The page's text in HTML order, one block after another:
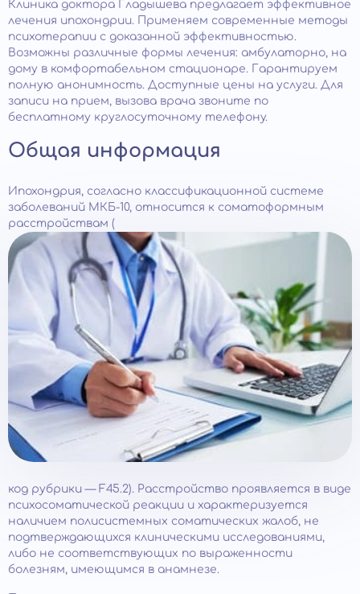
Клиника доктора Гладышева предлагает эффективное
лечения ипохондрии. Применяем современные методы
психотерапии с доказанной эффективностью.
Возможны различные формы лечения: амбулаторно, на
дому в комфортабельном стационаре. Гарантируем
полную анонимность. Доступные цены на услуги. Для
записи на прием, вызова врача звоните по
бесплатному круглосуточному телефону.
Общая информация
Ипохондрия, согласно классификационной системе
заболеваний МКБ-10, относится к соматоформным
расстройствам (
код рубрики — F45.2). Расстройство проявляется в виде
психосоматической реакции и характеризуется
наличием полисистемных соматических жалоб, не
подтверждающихся клиническими исследованиями,
либо не соответствующих по выраженности
болезням, имеющимся в анамнезе.